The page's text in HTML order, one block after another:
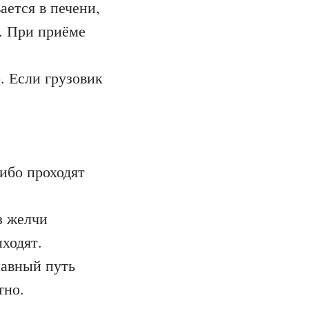
в печени,
При приёме
грузовик
проходят
желчи
путь